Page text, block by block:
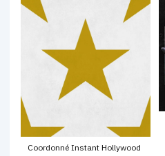
Coordonné Instant Hollywood